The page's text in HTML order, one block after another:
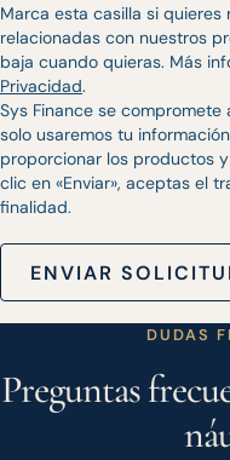
Marca esta casilla si
relacionadas con nuestros
baja cuando quieras. Más
Privacidad.
Sys Finance se
solo usaremos tu
proporcionar los productos
clic en «Enviar», aceptas el
finalidad.
ENVIAR
DUDAS
Preguntas